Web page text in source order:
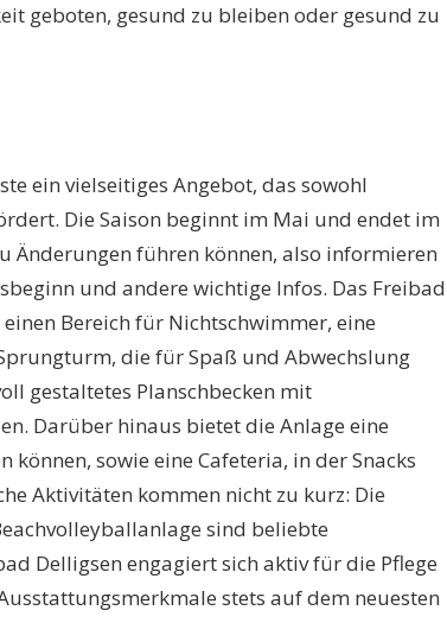
geboten, gesund zu bleiben oder gesund zu
ein vielseitiges Angebot, das sowohl
Die Saison beginnt im Mai und endet im
Änderungen führen können, also informieren
und andere wichtige Infos. Das Freibad
Bereich für Nichtschwimmer, eine
die für Spaß und Abwechslung
gestaltetes Planschbecken mit
Darüber hinaus bietet die Anlage eine
können, sowie eine Cafeteria, in der Snacks
Aktivitäten kommen nicht zu kurz: Die
sind beliebte
Delligsen engagiert sich aktiv für die Pflege
stets auf dem neuesten